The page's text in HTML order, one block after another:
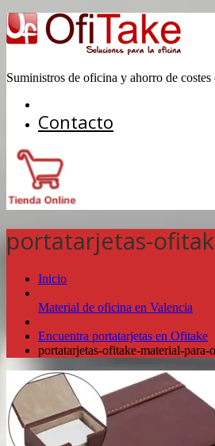
Suministros de oficina y ahorro de
Contacto
portatarjetas-
Inicio
Material de oficina en Valencia
Encuentra portatarjetas en Ofitake
portatarjetas-ofitake-material-